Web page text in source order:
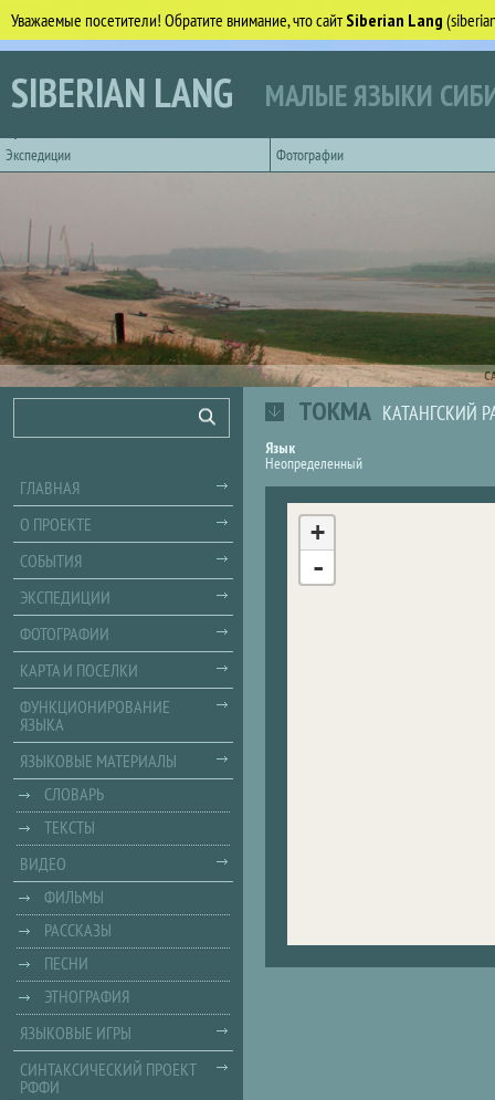
Уважаемые посетители! Обратите внимание, что сайтSiberian Lang
Перейти к основному содержанию
SIBERIAN LANG МАЛЫЕ ЯЗЫКИ
Экспедиции
Фотографии
ТОКМА КАТАНГСКИЙ
Язык
Неопределенный
+
-
Поиск
ГЛАВНАЯ
О ПРОЕКТЕ
СОБЫТИЯ
ЭКСПЕДИЦИИ
ФОТОГРАФИИ
КАРТА И ПОСЕЛКИ
ФУНКЦИОНИРОВАНИЕ
ЯЗЫКА
ЯЗЫКОВЫЕ МАТЕРИАЛЫ
СЛОВАРЬ
ТЕКСТЫ
ВИДЕО
ФИЛЬМЫ
РАССКАЗЫ
ПЕСНИ
ЭТНОГРАФИЯ
ЯЗЫКОВЫЕ ИГРЫ
СИНТАКСИЧЕСКИЙ ПРОЕКТ
РФФИ